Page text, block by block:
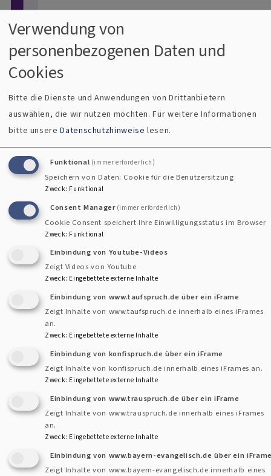
Direkt zum Inhalt
Dekanat Uffenheim
Evangelisch im Gollachgau
Breadcrumb
Startseite Infoabend Wasser in Tansania
Infoabend Wasser in Tansania
Samstag, 1. August 2015, 20 Uhr,
An dem Abend soll über erste Schritte unseres neuen
Partnerschaftsprojektes informiert und gesprochen
werden. Das Regenwasser-Projekt in Engaruka hilft
Menschen der Kirche in Ndimi und der Ol Donyo Lengai
Secoundary School.
Verwendung von
personenbezogenen Daten und
Cookies
Bitte die Dienste und Anwendungen von Drittanbietern
auswählen, die wir nutzen möchten.Für weitere Informationen
bitte unsereDatenschutzhinweise lesen.
Funktional (immer erforderlich)
Speichern von Daten: Cookie für die Benutzersitzung
Zweck: Funktional
Consent Manager (immer erforderlich)
Cookie Consent speichert Ihre Einwilligungsstatus im Browser
Zweck: Funktional
Einbindung von Youtube-Videos
Zeigt Videos von Youtube
Zweck: Eingebettete externe Inhalte
Einbindung von www.taufspruch.de über ein iFrame
Zeigt Inhalte von www.taufspruch.de innerhalb eines iFrames
an.
Zweck: Eingebettete externe Inhalte
Einbindung von konfispruch.de über ein iFrame
Zeigt Inhalte von konfispruch.de innerhalb eines iFrames an.
Zweck: Eingebettete externe Inhalte
Einbindung von www.trauspruch.de über ein iFrame
Zeigt Inhalte von www.trauspruch.de innerhalb eines iFrames
an.
Zweck: Eingebettete externe Inhalte
Einbindung von www.bayern-evangelisch.de über ein
Zeigt Inhalte von www.bayern-evangelisch.de innerhalb eines